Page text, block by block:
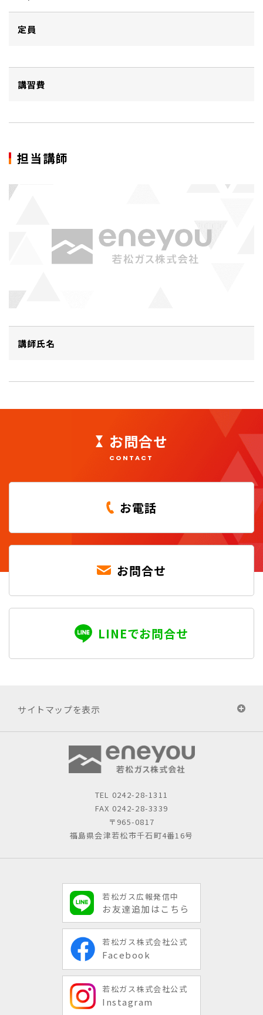
定員
講習費
担当講師
講師氏名
お問合せ
CONTACT
お電話
お問合せ
LINEでお問合せ
サイトマップを表示
TEL 0242-28-1311
FAX 0242-28-3339
〒965-0817
福島県会津若松市千石町4番16号
若松ガス広報発信中
お友達追加はこちら
若松ガス株式会社公式
Facebook
若松ガス株式会社公式
Instagram